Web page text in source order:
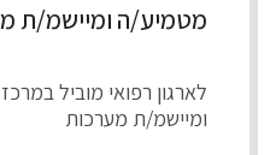
מטמיע/ה ומיישמ/ת
לארגון רפואי מוביל
ומיישמ/ת מערכות